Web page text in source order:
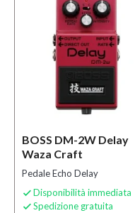
BOSS DM-2W Delay
Waza Craft
Pedale Echo Delay
 Disponibilità immediata
 Spedizione gratuita